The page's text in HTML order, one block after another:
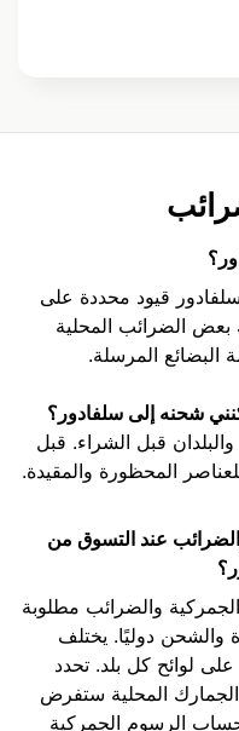
قيود محددة على
بعض الضرائب المحلية
البضائع المرسلة.
شحنه إلى سلفادور؟
قبل الشراء. قبل
المحظورة والمقيدة.
عند التسوق من
والضرائب مطلوبة
والشحن دوليًا. يختلف
لوائح كل بلد. تحدد
الجمارك المحلية ستفرض
الرسوم الجمركية